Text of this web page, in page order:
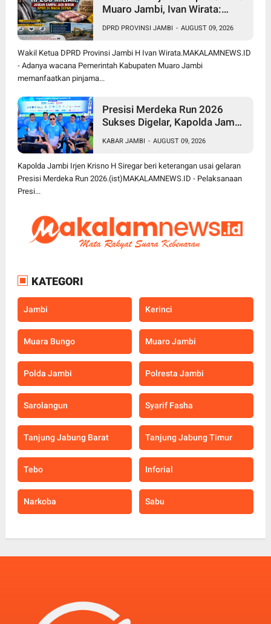
Muaro Jambi, Ivan Wirata:
Harus jadi Investasi
Pembangunan
DPRD PROVINSI JAMBI - AUGUST 09, 2026
Wakil Ketua DPRD Provinsi Jambi H Ivan Wirata.MAKALAMNEWS.ID
- Adanya wacana Pemerintah Kabupaten Muaro Jambi
memanfaatkan pinjama...
Presisi Merdeka Run 2026
Sukses Digelar, Kapolda Jambi
dan Masyarakat
KABAR JAMBI - AUGUST 09, 2026
Kapolda Jambi Irjen Krisno H Siregar beri keterangan usai gelaran
Presisi Merdeka Run 2026.(ist)MAKALAMNEWS.ID - Pelaksanaan
Presi...
KATEGORI
Jambi Kerinci
Muara Bungo Muaro Jambi
Polda Jambi Polresta Jambi
Sarolangun Syarif Fasha
Tanjung Jabung Barat Tanjung Jabung Timur
Tebo Inforial
Narkoba Sabu